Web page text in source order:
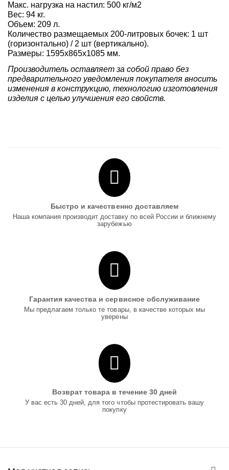
Макс. нагрузка на настил: 500 кг/м2
Вес: 94 кг.
Объем: 209 л.
Количество размещаемых 200-литровых бочек: 1 шт
(горизонтально) / 2 шт (вертикально).
Размеры: 1595х865х1085 мм.
Производитель оставляет за собой право без
предварительного уведомления покупателя вносить
изменения в конструкцию, технологию изготовления
изделия с целью улучшения его свойств.
Быстро и качественно доставляем
Наша компания производит доставку по всей России и ближнему
зарубежью
Гарантия качества и сервисное обслуживание
Мы предлагаем только те товары, в качестве которых мы
уверены
Возврат товара в течение 30 дней
У вас есть 30 дней, для того чтобы протестировать вашу
покупку